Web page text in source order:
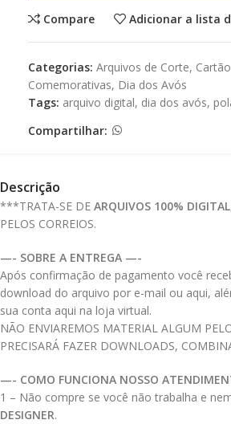
Compare Adicionar a lista
Categorias: Arquivos de Corte, Cartão
Comemorativas, Dia dos Avós
Tags: arquivo digital, dia dos avós,
Compartilhar:
Descrição
***TRATA-SE DE ARQUIVOS 100% DIGITAL
PELOS CORREIOS.
—- SOBRE A ENTREGA —-
Após confirmação de pagamento você
download do arquivo por e-mail ou aqui,
sua conta aqui na loja virtual.
NÃO ENVIAREMOS MATERIAL ALGUM
PRECISARÁ FAZER DOWNLOADS,
—- COMO FUNCIONA NOSSO
1 – Não compre se você não trabalha e
DESIGNER.